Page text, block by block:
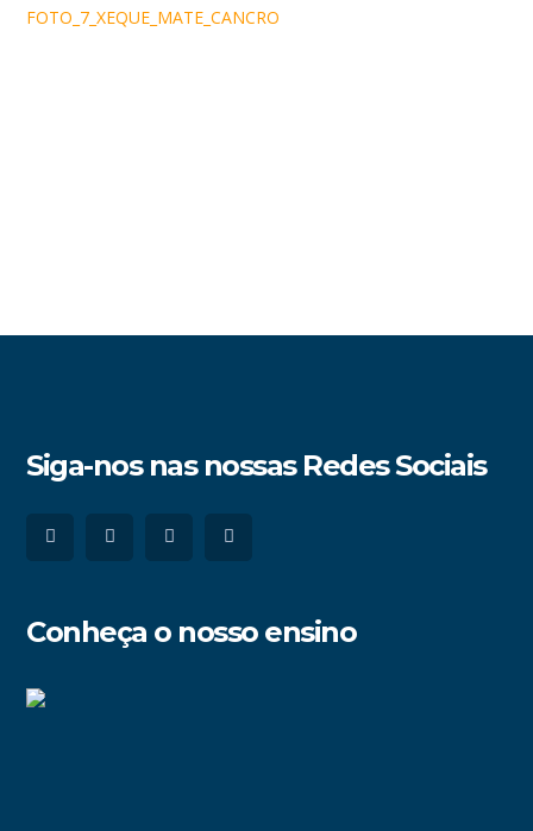
FOTO_7_XEQUE_MATE_CANCRO
Siga-nos nas nossas Redes Sociais
Conheça o nosso ensino